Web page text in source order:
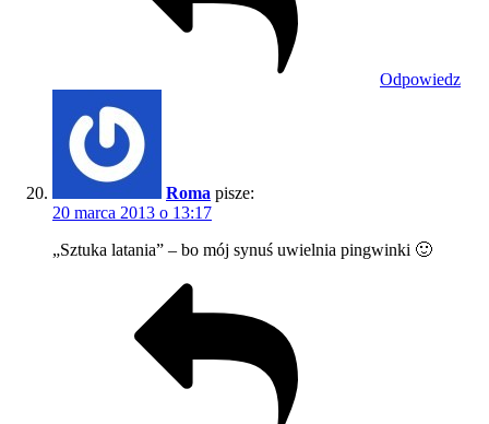
Odpowiedz
Roma pisze:
20 marca 2013 o 13:17
„Sztuka latania” – bo mój synuś uwielnia pingwinki 🙂